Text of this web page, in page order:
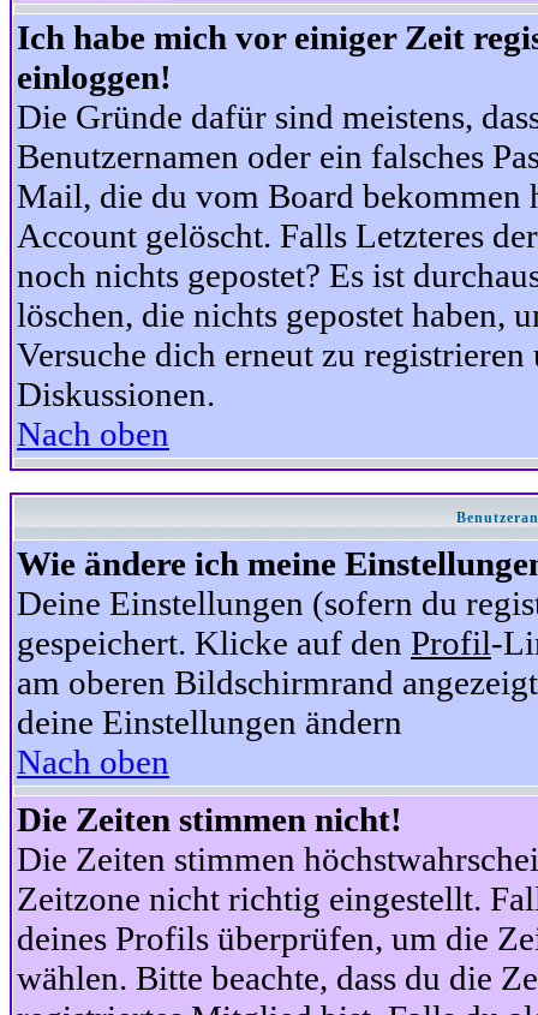
Ich habe mich vor einiger Zeit
einloggen!
Die Gründe dafür sind meistens,
Benutzernamen oder ein falsches
Mail, die du vom Board bekommen
Account gelöscht. Falls Letzteres
noch nichts gepostet? Es ist
löschen, die nichts gepostet haben,
Versuche dich erneut zu
Diskussionen.
Nach oben
Wie ändere ich meine
Deine Einstellungen (sofern du
gespeichert. Klicke auf den Profil-
am oberen Bildschirmrand
deine Einstellungen ändern
Nach oben
Die Zeiten stimmen nicht!
Die Zeiten stimmen
Zeitzone nicht richtig eingestellt.
deines Profils überprüfen, um die
wählen. Bitte beachte, dass du die